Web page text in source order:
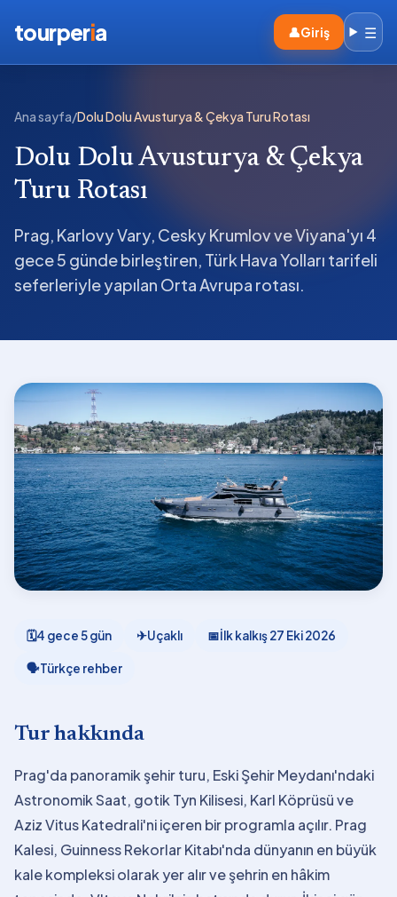
tourperia 👤Giriş ☰
Ana sayfa/Dolu Dolu Avusturya & Çekya Turu Rotası
Dolu Dolu Avusturya & Çekya
Turu Rotası
Prag, Karlovy Vary, Cesky Krumlov ve Viyana'yı 4
gece 5 günde birleştiren, Türk Hava Yolları tarifeli
seferleriyle yapılan Orta Avrupa rotası.
🗓4 gece 5 gün ✈Uçaklı 📅İlk kalkış27 Eki 2026
🗣Türkçe rehber
Tur hakkında
Prag'da panoramik şehir turu, Eski Şehir Meydanı'ndaki
Astronomik Saat, gotik Tyn Kilisesi, Karl Köprüsü ve
Aziz Vitus Katedrali'ni içeren bir programla açılır. Prag
Kalesi, Guinness Rekorlar Kitabı'nda dünyanın en büyük
kale kompleksi olarak yer alır ve şehrin en hâkim